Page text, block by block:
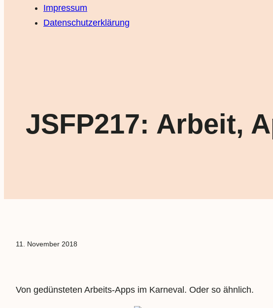
Impressum
Datenschutzerklärung
JSFP217: Arbeit,
11. November 2018
Von gedünsteten Arbeits-Apps im Karneval. Oder so ähnlich.